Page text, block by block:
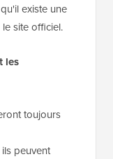
existe une
site officiel.
les
toujours
peuvent